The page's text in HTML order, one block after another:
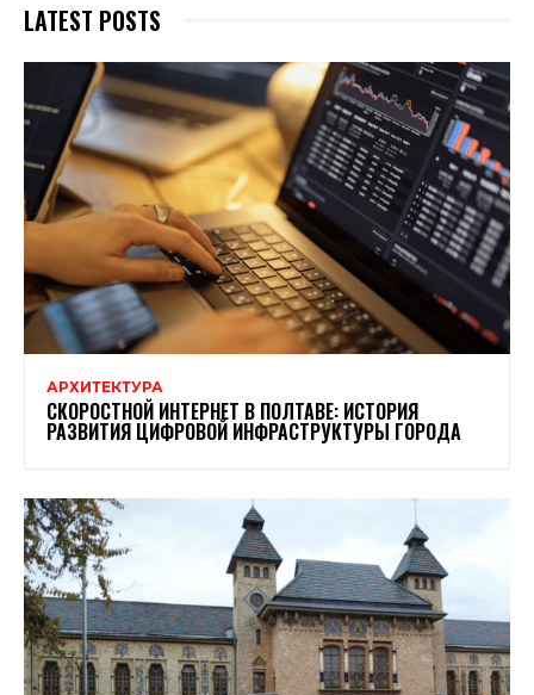
LATEST POSTS
АРХИТЕКТУРА
СКОРОСТНОЙ ИНТЕРНЕТ В ПОЛТАВЕ: ИСТОРИЯ
РАЗВИТИЯ ЦИФРОВОЙ ИНФРАСТРУКТУРЫ ГОРОДА